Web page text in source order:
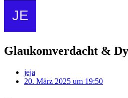
Glaukomverdacht &
jeja
20. März 2025 um 19:50